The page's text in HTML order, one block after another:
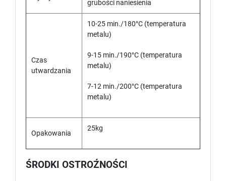
grubości naniesienia
Czas
utwardzania
10-25 min./180°C (temperatura
metalu)
9-15 min./190°C (temperatura
metalu)
7-12 min./200°C (temperatura
metalu)
Opakowania
25kg
ŚRODKI OSTROŹNOŚCI